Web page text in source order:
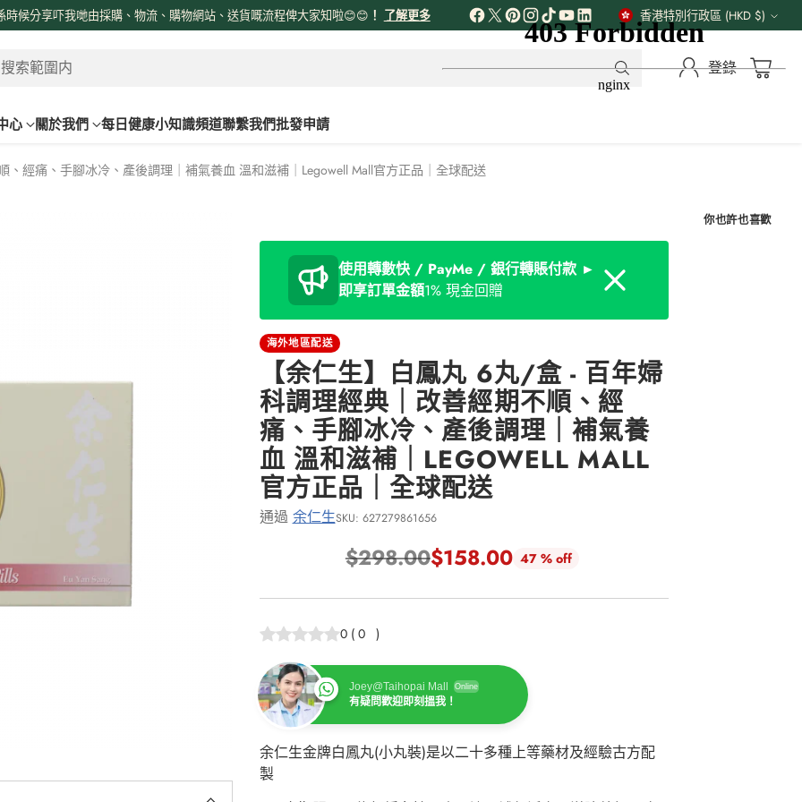
時候分享吓我哋由採購、物流、購物網站、送貨嘅流程俾大家知啦😊😊 ！ 了解更多
貨
幣
香港特別行政區 (HKD $)
索範圍内 登錄
心 關於我們 每日健康小知識頻道聯繫我們批發申請
經痛、手腳冰冷、產後調理｜補氣養血 溫和滋補｜Legowell Mall官方正品｜全球配送
使用轉數快 / PayMe / 銀行轉賬付款 ►
即享訂單金額1% 現金回贈
Dismiss
海外地區配送
【余仁生】白鳳丸 6丸/盒 - 百年婦
科調理經典｜改善經期不順、經
痛、手腳冰冷、產後調理｜補氣養
血 溫和滋補｜LEGOWELL MALL
官方正品｜全球配送
通過 余仁生SKU: 627279861656
正
常
價
格
$298.00$158.00 47 % off
0 ( 0 )
Joey@Taihopai Mall Online
有疑問歡迎即刻搵我！
余仁生金牌白鳳丸(小丸裝)是以二十多種上等藥材及經驗古方配
製
你也許也喜歡